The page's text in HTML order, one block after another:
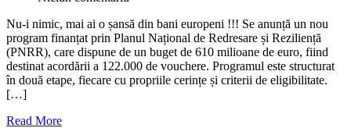
Nu-i nimic, mai ai o șansă din bani europeni !!! Se anunță un nou
program finanțat prin Planul Național de Redresare și Reziliență
(PNRR), care dispune de un buget de 610 milioane de euro, fiind
destinat acordării a 122.000 de vouchere. Programul este structurat
în două etape, fiecare cu propriile cerințe și criterii de eligibilitate.
[…]
Read More